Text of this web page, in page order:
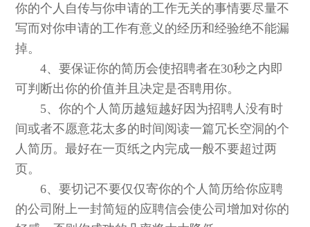
你的个人自传与你申请的工作无关的事情要尽量不
写而对你申请的工作有意义的经历和经验绝不能漏
掉。
4、要保证你的简历会使招聘者在30秒之内即
可判断出你的价值并且决定是否聘用你。
5、你的个人简历越短越好因为招聘人没有时
间或者不愿意花太多的时间阅读一篇冗长空洞的个
人简历。最好在一页纸之内完成一般不要超过两
页。
6、要切记不要仅仅寄你的个人简历给你应聘
的公司附上一封简短的应聘信会使公司增加对你的